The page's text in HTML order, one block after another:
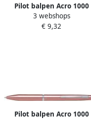
Pilot balpen Acro 1000
medium punt in giftbox
zwart
3 webshops
€ 9,32
Pilot balpen Acro 1000